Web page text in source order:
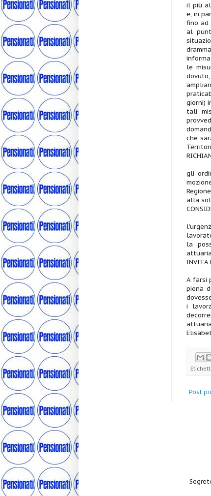
il più
e, in
fino ad
al
le
giorni)
tali
che
gli
alla
la
INVITA
A farsi
piena
i
Post